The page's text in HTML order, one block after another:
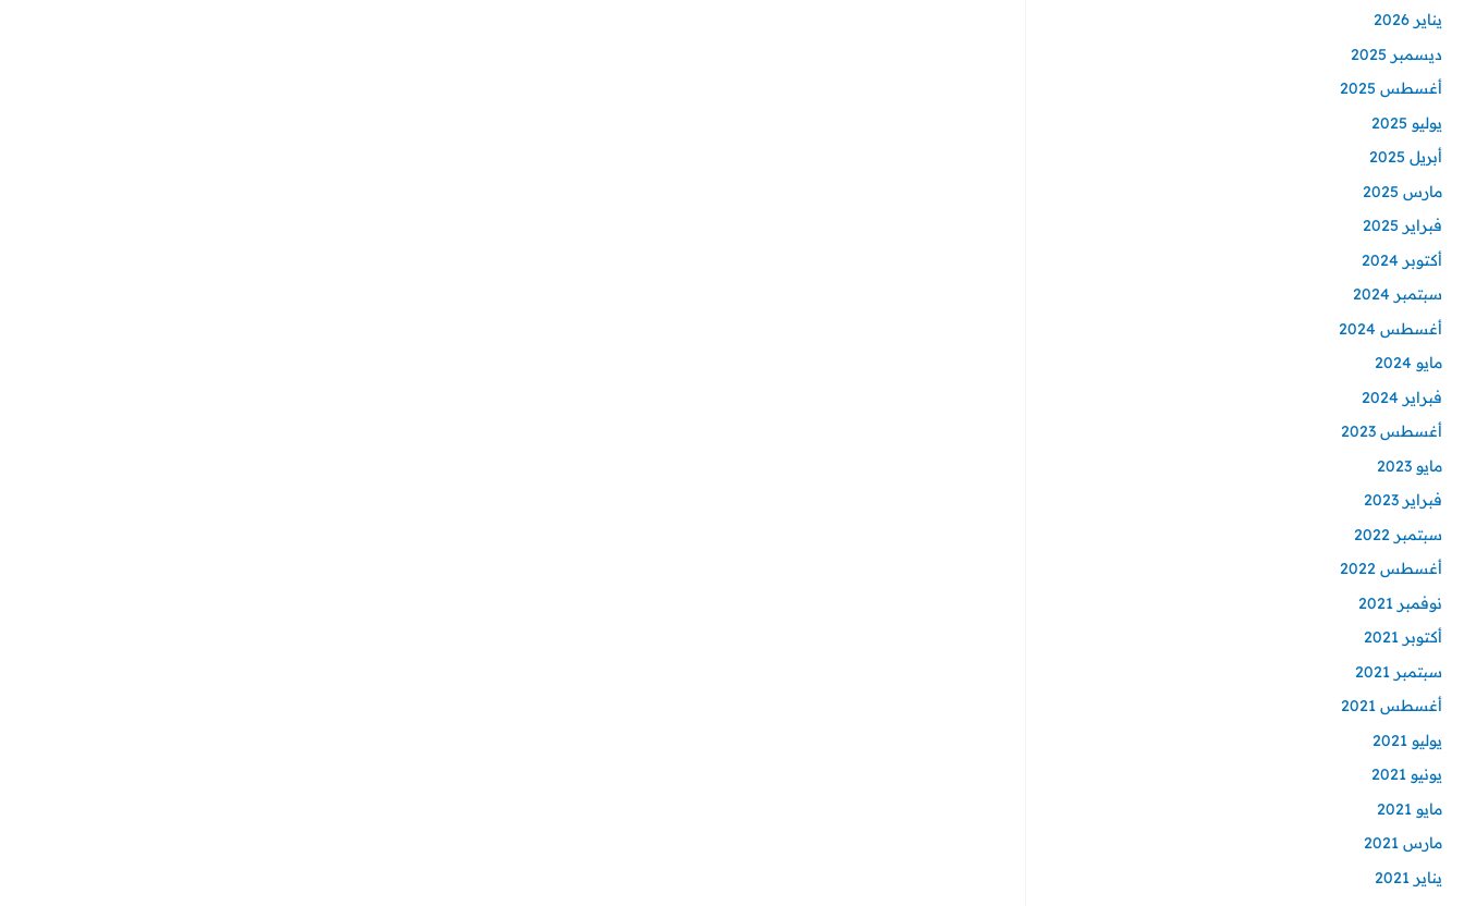
يناير 2026
ديسمبر 2025
أغسطس 2025
يوليو 2025
أبريل 2025
مارس 2025
فبراير 2025
أكتوبر 2024
سبتمبر 2024
أغسطس 2024
مايو 2024
فبراير 2024
أغسطس 2023
مايو 2023
فبراير 2023
سبتمبر 2022
أغسطس 2022
نوفمبر 2021
أكتوبر 2021
سبتمبر 2021
أغسطس 2021
يوليو 2021
يونيو 2021
مايو 2021
مارس 2021
يناير 2021